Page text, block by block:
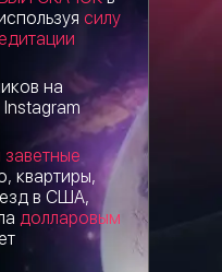
силу
на
Instagram
квартиры,
в США,
долларовым